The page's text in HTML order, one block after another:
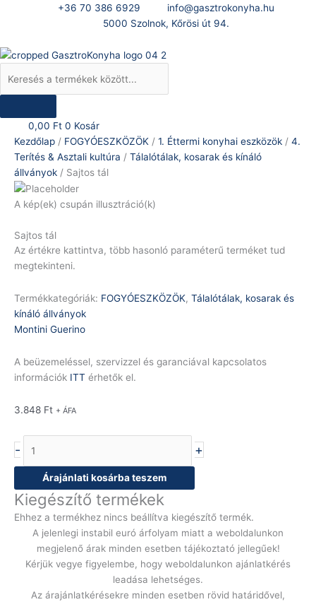
+36 70 386 6929
info@gasztrokonyha.hu
5000 Szolnok, Kőrösi út 94.
0,00 Ft 0 Kosár
Kezdőlap / FOGYÓESZKÖZÖK / 1. Éttermi konyhai eszközök / 4.
Terítés & Asztali kultúra / Tálalótálak, kosarak és kínáló
állványok / Sajtos tál
A kép(ek) csupán illusztráció(k)
Sajtos tál
Az értékre kattintva, több hasonló paraméterű terméket tud
megtekinteni.
Termékkategóriák: FOGYÓESZKÖZÖK, Tálalótálak, kosarak és
kínáló állványok
Montini Guerino
A beüzemeléssel, szervizzel és garanciával kapcsolatos
információk ITT érhetők el.
3.848 Ft + ÁFA
- +
Árajánlati kosárba teszem
Kiegészítő termékek
Ehhez a termékhez nincs beállítva kiegészítő termék.
A jelenlegi instabil euró árfolyam miatt a weboldalunkon
megjelenő árak minden esetben tájékoztató jellegűek!
Kérjük vegye figyelembe, hogy weboldalunkon ajánlatkérés
leadása lehetséges.
Az árajánlatkérésekre minden esetben rövid határidővel,